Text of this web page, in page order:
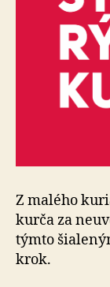
Z malého
kurča za
týmto
krok.